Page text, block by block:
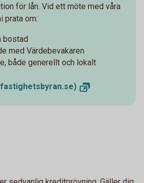
för lån. Vid ett möte med våra
prata om:
bostad
med Värdebevakaren
både generellt och lokalt